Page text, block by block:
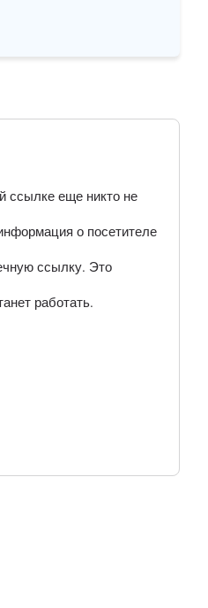
ссылке еще никто не
о посетителе
ссылку. Это
работать.